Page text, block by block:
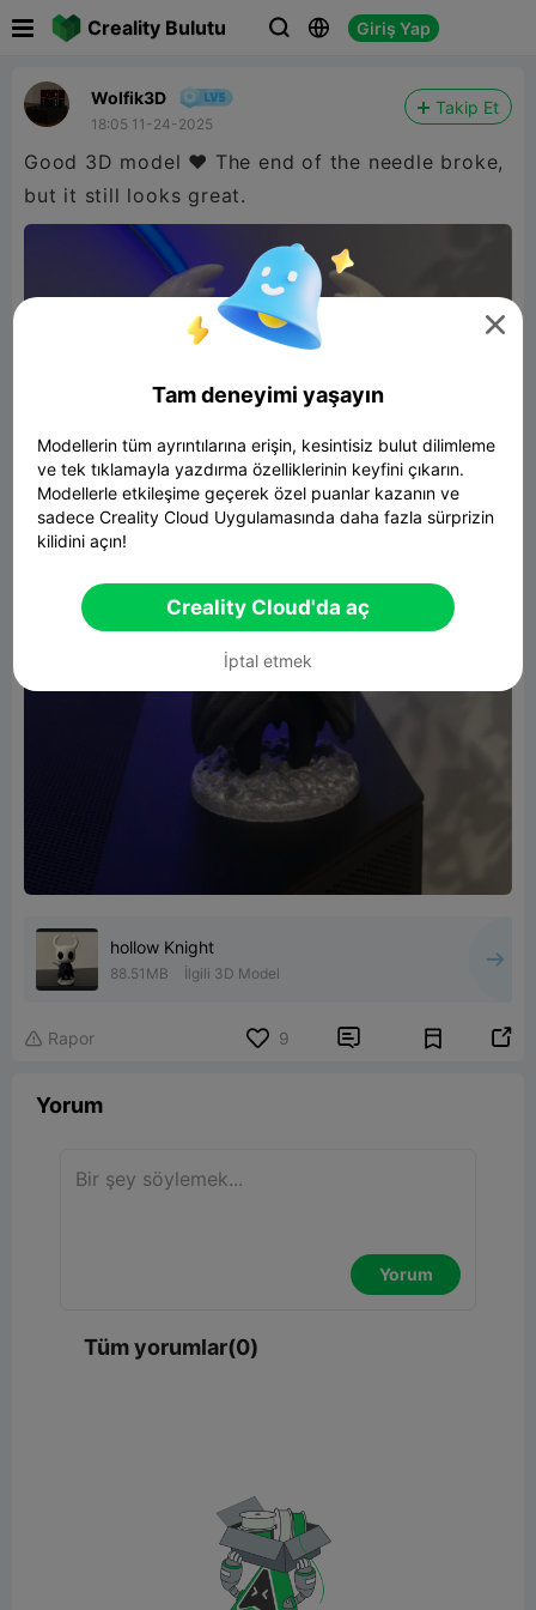
Creality Bulutu   Giriş Yap
Wolfik3D
18:05 11-24-2025
Takip Et
Good 3D model ❤️ The end of the needle broke,
but it still looks great.
hollow Knight
88.51MB İlgili 3D Model
 Rapor 9  
Yorum
Yorum
Tüm yorumlar(0)

Tam deneyimi yaşayın
Modellerin tüm ayrıntılarına erişin, kesintisiz bulut dilimleme
ve tek tıklamayla yazdırma özelliklerinin keyfini çıkarın.
Modellerle etkileşime geçerek özel puanlar kazanın ve
sadece Creality Cloud Uygulamasında daha fazla sürprizin
kilidini açın!
Creality Cloud'da aç
İptal etmek